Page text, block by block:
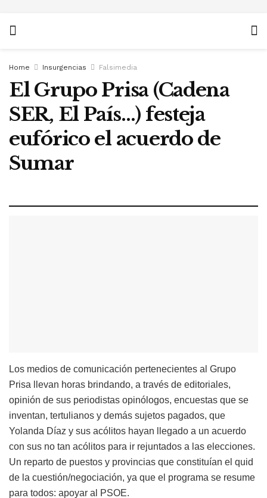
Home Insurgencias Falsimedia
El Grupo Prisa (Cadena
SER, El País…) festeja
eufórico el acuerdo de
Sumar
Los medios de comunicación pertenecientes al Grupo
Prisa llevan horas brindando, a través de editoriales,
opinión de sus periodistas opinólogos, encuestas que se
inventan, tertulianos y demás sujetos pagados, que
Yolanda Díaz y sus acólitos hayan llegado a un acuerdo
con sus no tan acólitos para ir rejuntados a las elecciones.
Un reparto de puestos y provincias que constituían el quid
de la cuestión/negociación, ya que el programa se resume
para todos: apoyar al PSOE.